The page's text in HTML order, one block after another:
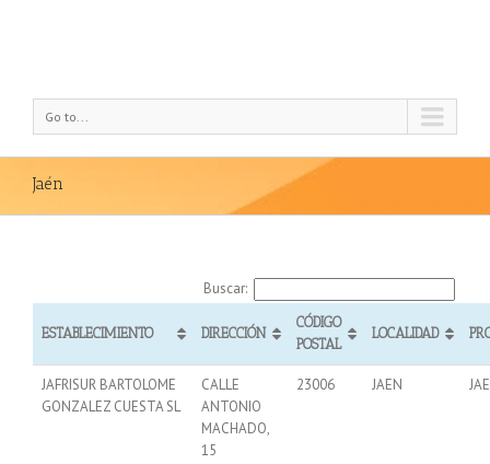
Go to...
Jaén
Buscar:
ESTABLECIMIENTO DIRECCIÓN
CÓDIGO
POSTAL
LOCALIDAD
JAFRISUR BARTOLOME
GONZALEZ CUESTA SL
CALLE
ANTONIO
MACHADO,
15
23006 JAEN